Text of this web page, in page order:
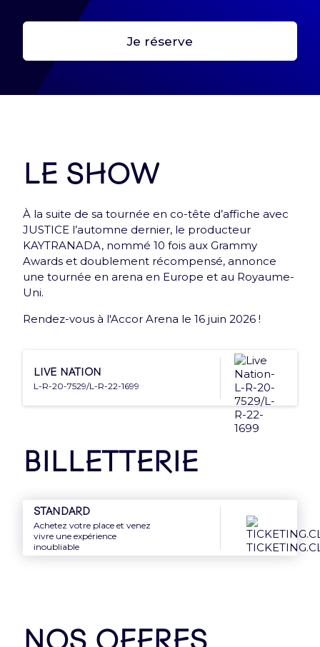
Première étape : crée ton profil
Me connecter
Nouveauté : e-Carte cadeau
grâce à la e-Carte cadeau
Inscrivez-vous et recevez une fois par mois une
Arena news qui a tout d’essentiel !
Je réserve
Le show
À la suite de sa tournée en co-tête d’affiche avec
JUSTICE l’automne dernier, le producteur
KAYTRANADA, nommé 10 fois aux Grammy
Awards et doublement récompensé, annonce
une tournée en arena en Europe et au Royaume-
Uni.
Rendez-vous à l'Accor Arena le 16 juin 2026 !
Live Nation
L-R-20-7529/L-R-22-1699
Billetterie
Standard
Achetez votre place et venez
vivre une expérience
inoubliable